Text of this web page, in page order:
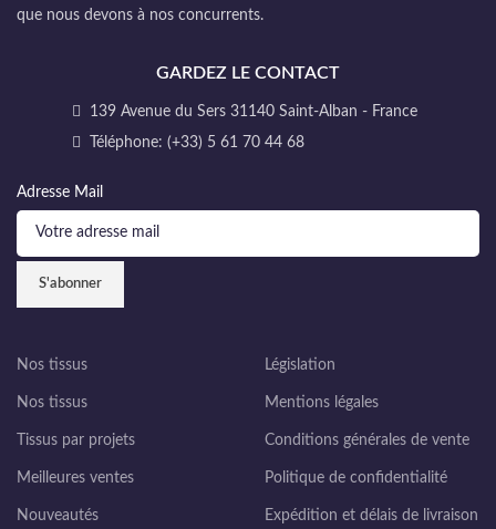
que nous devons à nos concurrents.
GARDEZ LE CONTACT
139 Avenue du Sers 31140 Saint-Alban - France
Téléphone: (+33) 5 61 70 44 68
Adresse Mail
Nos tissus
Nos tissus
Tissus par projets
Meilleures ventes
Nouveautés
Législation
Mentions légales
Conditions générales de vente
Politique de confidentialité
Expédition et délais de livraison